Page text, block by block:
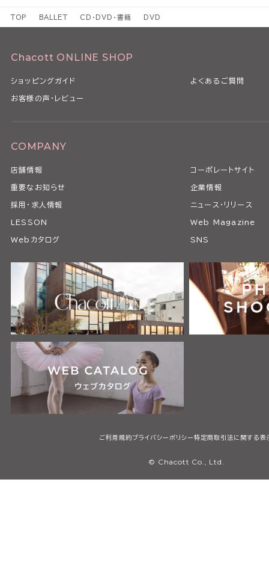
TOP BALLET CD・DVD・書籍 DVD
Chacott ONLINE SHOP
ショッピングガイド よくあるご質問
お客様の声・レビュー
COMPANY
店舗情報 コーポレートサイト
重要なお知らせ 企業情報
採用・求人情報 ニュース・リリース
LESSON Web Magazine
Webカタログ SNS
ご利用規約プライバシーポリシー特定商取引法に関する表
© Chacott Co., Ltd.